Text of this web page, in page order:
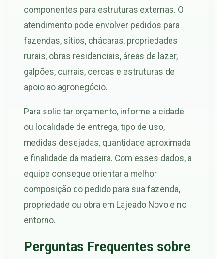
componentes para estruturas externas. O
atendimento pode envolver pedidos para
fazendas, sítios, chácaras, propriedades
rurais, obras residenciais, áreas de lazer,
galpões, currais, cercas e estruturas de
apoio ao agronegócio.
Para solicitar orçamento, informe a cidade
ou localidade de entrega, tipo de uso,
medidas desejadas, quantidade aproximada
e finalidade da madeira. Com esses dados, a
equipe consegue orientar a melhor
composição do pedido para sua fazenda,
propriedade ou obra em Lajeado Novo e no
entorno.
Perguntas Frequentes sobre